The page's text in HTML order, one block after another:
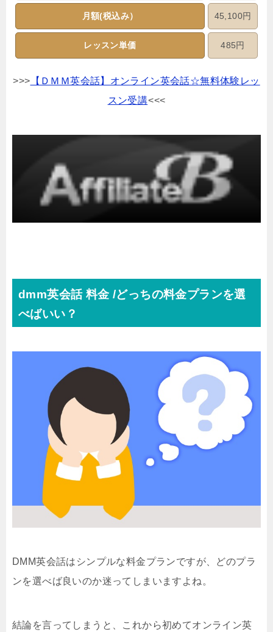
月額(税込み） 45,100円
レッスン単価 485円
>>> 【ＤＭＭ英会話】オンライン英会話☆無料体験レッ
スン受講<<<
dmm英会話 料金 /どっちの料金プランを選
べばいい？
DMM英会話はシンプルな料金プランですが、どのプラ
ンを選べば良いのか迷ってしまいますよね。
結論を言ってしまうと、これから初めてオンライン英